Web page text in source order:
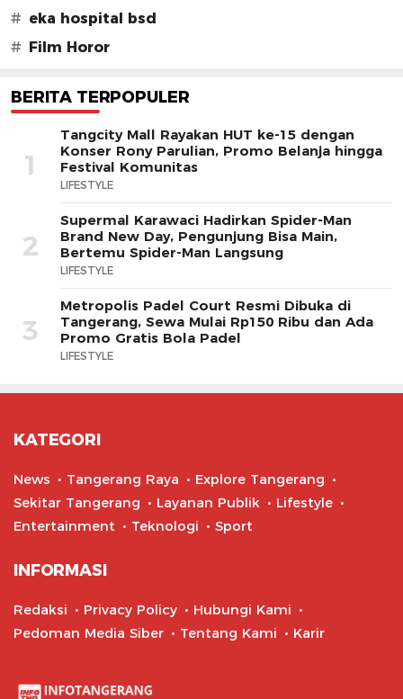
# eka hospital bsd
#
Film Horor
BERITA TERPOPULER
1
Tangcity Mall Rayakan HUT ke-15 dengan
Konser Rony Parulian, Promo Belanja hingga
Festival Komunitas
LIFESTYLE
2
Supermal Karawaci Hadirkan Spider-Man
Brand New Day, Pengunjung Bisa Main,
Bertemu Spider-Man Langsung
LIFESTYLE
3
Metropolis Padel Court Resmi Dibuka di
Tangerang, Sewa Mulai Rp150 Ribu dan Ada
Promo Gratis Bola Padel
LIFESTYLE
KATEGORI
News Tangerang Raya
Explore Tangerang
Sekitar Tangerang
Layanan Publik
Lifestyle
Entertainment
Teknologi Sport
INFORMASI
Redaksi Privacy Policy
Hubungi Kami
Pedoman Media Siber
Tentang Kami Karir